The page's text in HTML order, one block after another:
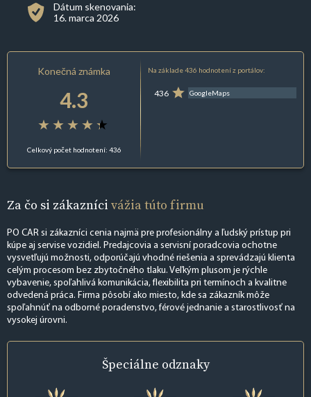
Dátum skenovania:
16. marca 2026
Konečná známka
4.3
Celkový počet hodnotení: 436
Na základe 436 hodnotení z portálov:
436 GoogleMaps
Za čo si zákazníci vážia túto firmu
PO CAR si zákazníci cenia najmä pre profesionálny a ľudský prístup pri
kúpe aj servise vozidiel. Predajcovia a servisní poradcovia ochotne
vysvetľujú možnosti, odporúčajú vhodné riešenia a sprevádzajú klienta
celým procesom bez zbytočného tlaku. Veľkým plusom je rýchle
vybavenie, spoľahlivá komunikácia, flexibilita pri termínoch a kvalitne
odvedená práca. Firma pôsobí ako miesto, kde sa zákazník môže
spoľahnúť na odborné poradenstvo, férové jednanie a starostlivosť na
vysokej úrovni.
Špeciálne odznaky